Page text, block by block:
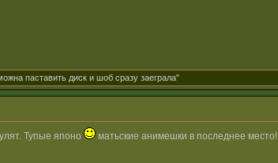
паставить диск и шоб сразу заеграла"
Тупые японо матьские анимешки в последнее место!